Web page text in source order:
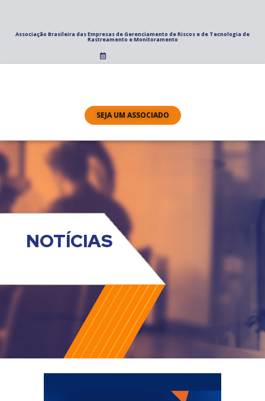
Associação Brasileira das Empresas de Gerenciamento de Riscos e de Tecnologia de
Rastreamento e Monitoramento
SEJA UM ASSOCIADO
NOTÍCIAS